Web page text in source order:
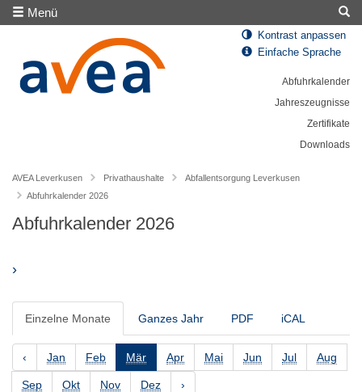
Menü
Kontrast anpassen
Einfache Sprache
Abfuhrkalender
Jahreszeugnisse
Zertifikate
Downloads
AVEA Leverkusen Privathaushalte
Abfallentsorgung Leverkusen
Abfuhrkalender 2026
Abfuhrkalender 2026
›
Einzelne Monate Ganzes Jahr PDF iCAL
‹ Jan Feb Mär Apr Mai Jun Jul Aug
Sep Okt Nov Dez ›